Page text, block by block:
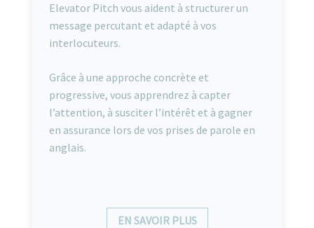
Elevator Pitch vous aident à structurer un
message percutant et adapté à vos
interlocuteurs.
Grâce à une approche concrète et
progressive, vous apprendrez à capter
l’attention, à susciter l’intérêt et à gagner
en assurance lors de vos prises de parole en
anglais.
EN SAVOIR PLUS